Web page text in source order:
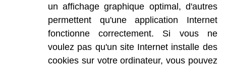
un affichage graphique optimal, d'autres
permettent
qu'une application
Internet
fonctionne
correctement. Si vous
ne
voulez pas qu'un site Internet installe des
cookies sur votre ordinateur, vous pouvez